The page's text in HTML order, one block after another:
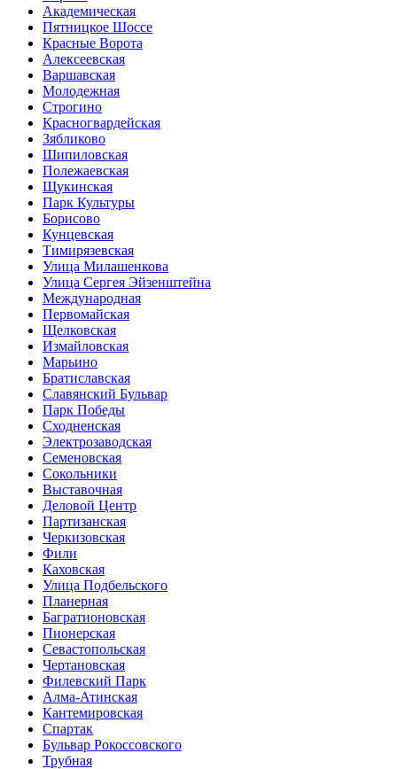
Академическая
Пятницкое Шоссе
Красные Ворота
Алексеевская
Варшавская
Молодежная
Строгино
Красногвардейская
Зябликово
Шипиловская
Полежаевская
Щукинская
Парк Культуры
Борисово
Кунцевская
Тимирязевская
Улица Милашенкова
Улица Сергея Эйзенштейна
Международная
Первомайская
Щелковская
Измайловская
Марьино
Братиславская
Славянский Бульвар
Парк Победы
Сходненская
Электрозаводская
Семеновская
Сокольники
Выставочная
Деловой Центр
Партизанская
Черкизовская
Фили
Каховская
Улица Подбельского
Планерная
Багратионовская
Пионерская
Севастопольская
Чертановская
Филевский Парк
Алма-Атинская
Кантемировская
Спартак
Бульвар Рокоссовского
Трубная